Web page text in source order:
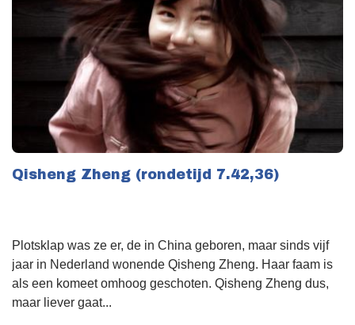
Qisheng Zheng (rondetijd 7.42,36)
Plotsklap was ze er, de in China geboren, maar sinds vijf
jaar in Nederland wonende Qisheng Zheng. Haar faam is
als een komeet omhoog geschoten. Qisheng Zheng dus,
maar liever gaat...